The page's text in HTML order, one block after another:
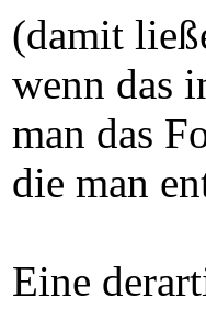
(damit
wenn das
man das
die man
Eine